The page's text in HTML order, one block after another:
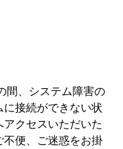
間、システム障害の
接続ができない状
クセスいただいた
便、ご迷惑をお掛